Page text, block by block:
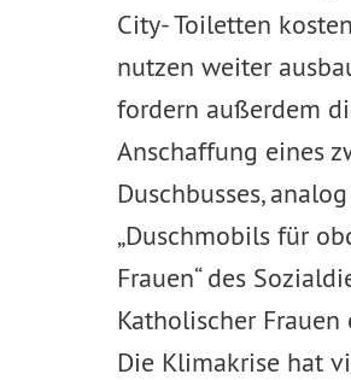
City- Toiletten
nutzen weiter
fordern außerdem
Anschaffung eines
Duschbusses,
„Duschmobils für
Frauen“ des
Katholischer Frauen
Die Klimakrise hat